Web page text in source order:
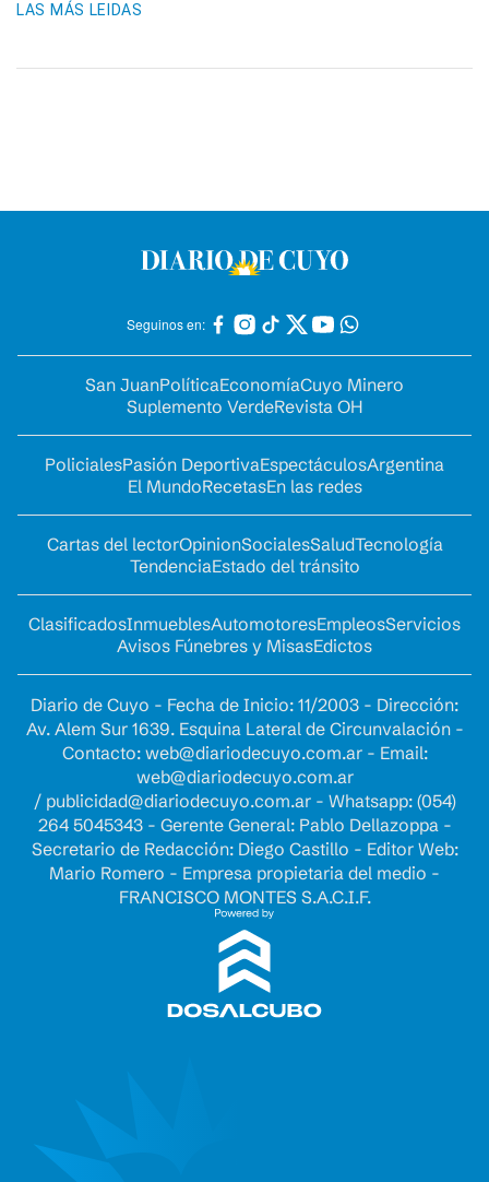
LAS MÁS LEIDAS
Seguinos en:
San JuanPolíticaEconomíaCuyo Minero
Suplemento VerdeRevista OH
PolicialesPasión DeportivaEspectáculosArgentina
El MundoRecetasEn las redes
Cartas del lectorOpinionSocialesSaludTecnología
TendenciaEstado del tránsito
ClasificadosInmueblesAutomotoresEmpleosServicios
Avisos Fúnebres y MisasEdictos
Diario de Cuyo - Fecha de Inicio: 11/2003 - Dirección:
Av. Alem Sur 1639. Esquina Lateral de Circunvalación -
Contacto: web@diariodecuyo.com.ar- Email:
web@diariodecuyo.com.ar
/ publicidad@diariodecuyo.com.ar- Whatsapp: (054)
264 5045343 - Gerente General: Pablo Dellazoppa -
Secretario de Redacción: Diego Castillo - Editor Web:
Mario Romero - Empresa propietaria del medio -
FRANCISCO MONTES S.A.C.I.F.